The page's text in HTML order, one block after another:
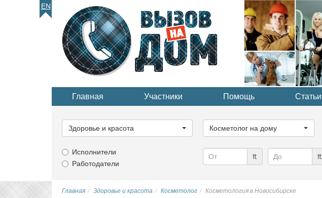
EN
Главная Участники Помощь Статьи
категорию...
Здоровье и красота
категорию...
Косметолог на дому
Исполнители
Работодатели
₶ ₶
Главная Здоровье и красота Косметолог Косметология в Новосибирске